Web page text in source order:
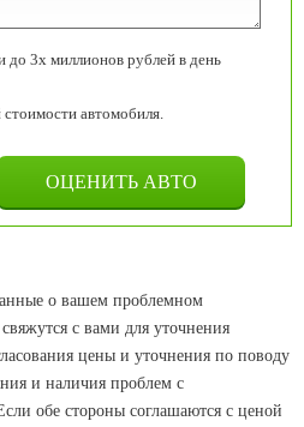
3х миллионов рублей в день
автомобиля.
о вашем проблемном
с вами для уточнения
цены и уточнения по поводу
и наличия проблем с
обе стороны соглашаются с ценой